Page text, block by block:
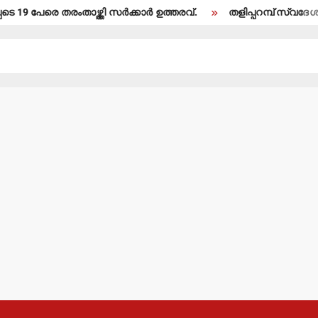
സര്‍ക്കാര്‍ ഉത്തരവ്. തളിപ്പറമ്പ് സ്വദേശി